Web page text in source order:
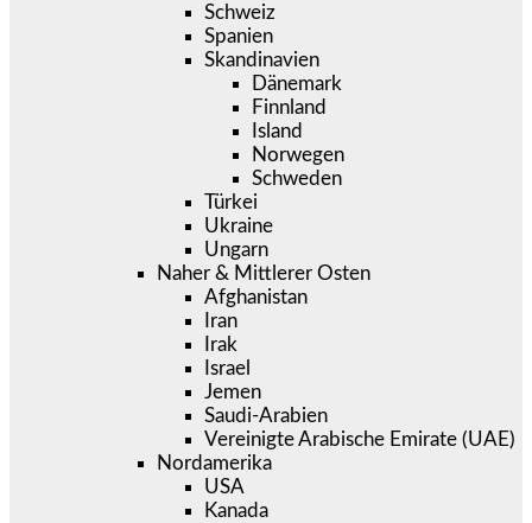
Schweiz
Spanien
Skandinavien
Dänemark
Finnland
Island
Norwegen
Schweden
Türkei
Ukraine
Ungarn
Naher & Mittlerer Osten
Afghanistan
Iran
Irak
Israel
Jemen
Saudi-Arabien
Vereinigte Arabische Emirate (UAE)
Nordamerika
USA
Kanada